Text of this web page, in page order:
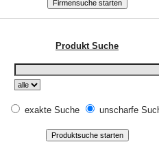
Produkt Suche
exakte Suche unscharfe